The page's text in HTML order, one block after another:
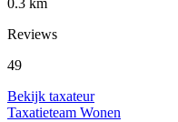
0.3 km
Reviews
49
Bekijk taxateur
Taxatieteam Wonen